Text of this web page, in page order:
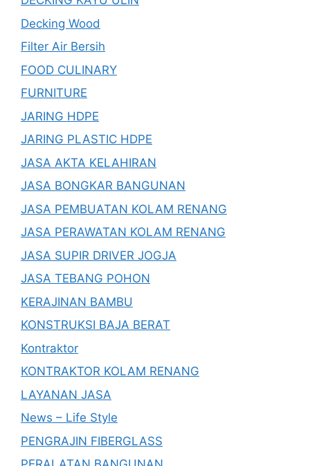
Decking Wood
Filter Air Bersih
FOOD CULINARY
FURNITURE
JARING HDPE
JARING PLASTIC HDPE
JASA AKTA KELAHIRAN
JASA BONGKAR BANGUNAN
JASA PEMBUATAN KOLAM RENANG
JASA PERAWATAN KOLAM RENANG
JASA SUPIR DRIVER JOGJA
JASA TEBANG POHON
KERAJINAN BAMBU
KONSTRUKSI BAJA BERAT
Kontraktor
KONTRAKTOR KOLAM RENANG
LAYANAN JASA
News – Life Style
PENGRAJIN FIBERGLASS